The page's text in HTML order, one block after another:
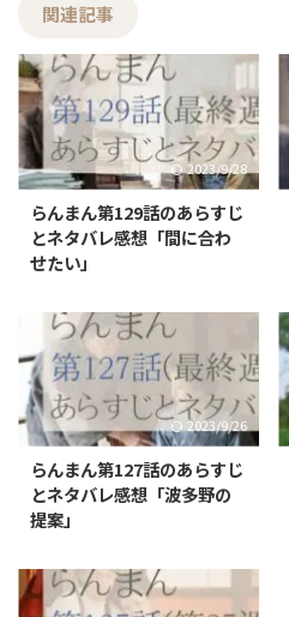
関連記事
2023/9/28
らんまん第129話のあらすじ
とネタバレ感想「間に合わ
せたい」
2023/9/26
らんまん第127話のあらすじ
とネタバレ感想「波多野の
提案」